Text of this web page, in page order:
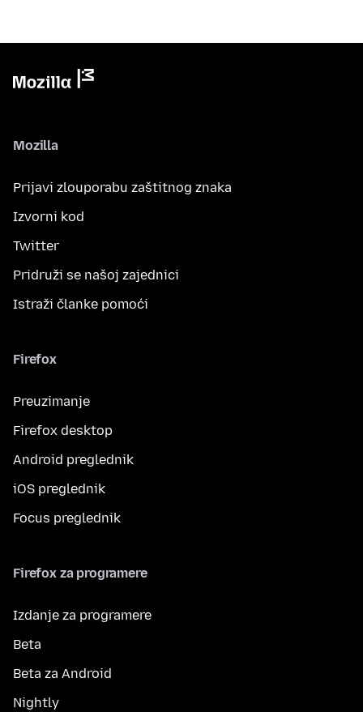
Mozilla
Prijavi zlouporabu zaštitnog znaka
Izvorni kod
Twitter
Pridruži se našoj zajednici
Istraži članke pomoći
Firefox
Preuzimanje
Firefox desktop
Android preglednik
iOS preglednik
Focus preglednik
Firefox za programere
Izdanje za programere
Beta
Beta za Android
Nightly